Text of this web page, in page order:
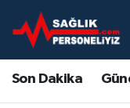
Son Dakika
Son Dakika
Gündem
Nöbetçi
Hava